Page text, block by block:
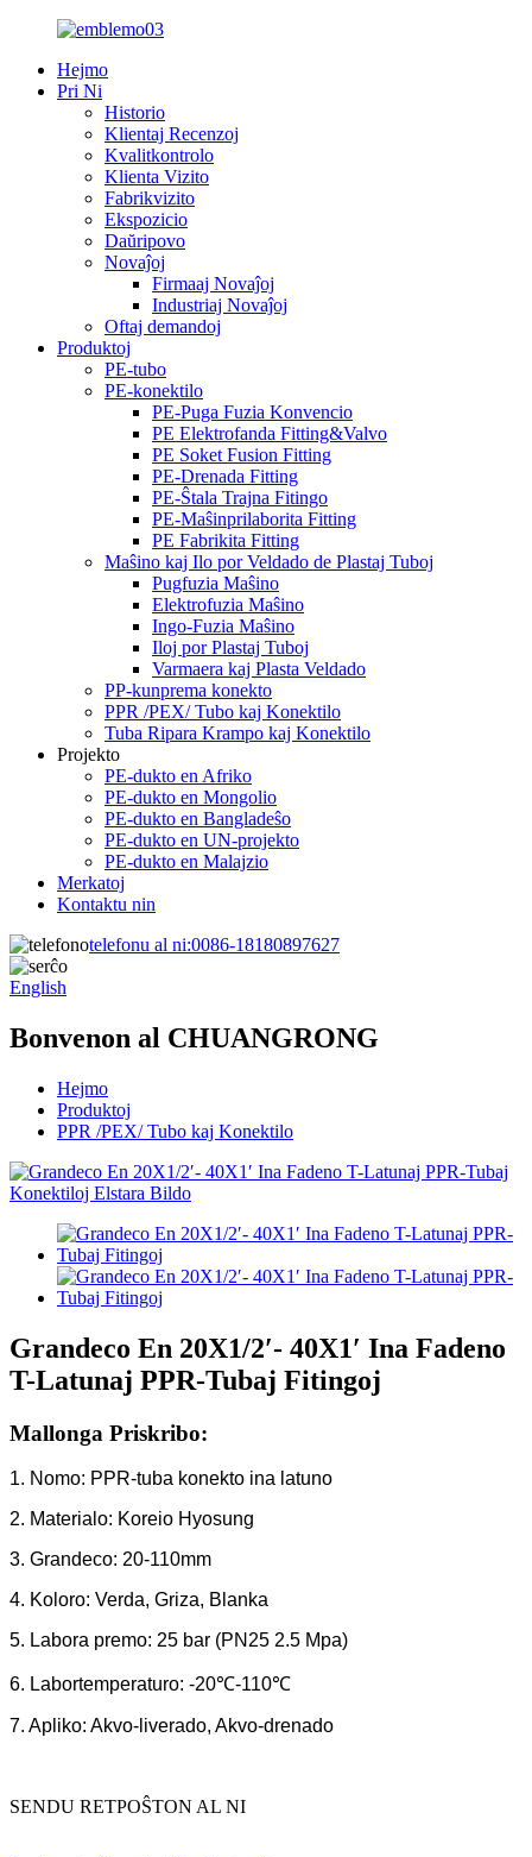
Hejmo
Pri Ni
Historio
Klientaj Recenzoj
Kvalitkontrolo
Klienta Vizito
Fabrikvizito
Ekspozicio
Daŭripovo
Novaĵoj
Firmaaj Novaĵoj
Industriaj Novaĵoj
Oftaj demandoj
Produktoj
PE-tubo
PE-konektilo
PE-Puga Fuzia Konvencio
PE Elektrofanda Fitting&Valvo
PE Soket Fusion Fitting
PE-Drenada Fitting
PE-Ŝtala Trajna Fitingo
PE-Maŝinprilaborita Fitting
PE Fabrikita Fitting
Maŝino kaj Ilo por Veldado de Plastaj Tuboj
Pugfuzia Maŝino
Elektrofuzia Maŝino
Ingo-Fuzia Maŝino
Iloj por Plastaj Tuboj
Varmaera kaj Plasta Veldado
PP-kunprema konekto
PPR /PEX/ Tubo kaj Konektilo
Tuba Ripara Krampo kaj Konektilo
Projekto
PE-dukto en Afriko
PE-dukto en Mongolio
PE-dukto en Bangladeŝo
PE-dukto en UN-projekto
PE-dukto en Malajzio
Merkatoj
Kontaktu nin
telefonu al ni:0086-18180897627
English
Bonvenon al CHUANGRONG
Hejmo
Produktoj
PPR /PEX/ Tubo kaj Konektilo
Grandeco En 20X1/2′- 40X1′ Ina Fadeno
T-Latunaj PPR-Tubaj Fitingoj
Mallonga Priskribo:
1. Nomo: PPR-tuba konekto ina latuno
2. Materialo: Koreio Hyosung
3. Grandeco: 20-110mm
4. Koloro: Verda, Griza, Blanka
5. Labora premo: 25 bar (PN25 2.5 Mpa)
6. Labortemperaturo: -20℃-110℃
7. Apliko: Akvo-liverado, Akvo-drenado
SENDU RETPOŜTON AL NI